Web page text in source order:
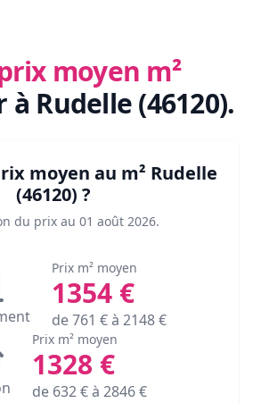
moyen m²
à Rudelle (46120).
moyen au m² Rudelle
(46120) ?
du prix au 01 août 2026.
Prix m² moyen
1354 €
de761 € à 2148€
Prix m² moyen
1328 €
de 632€ à 2846€